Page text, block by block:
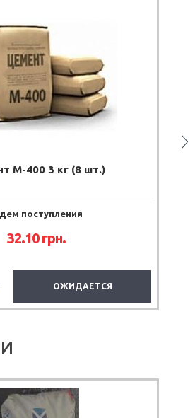
М-400 3 кг (8 шт.)
поступления
32.10грн.
ОЖИДАЕТСЯ